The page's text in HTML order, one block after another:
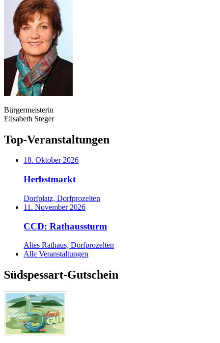
Bürgermeisterin
Elisabeth Steger
Top-Veranstaltungen
18. Oktober 2026
Herbstmarkt
Dorfplatz, Dorfprozelten
11. November 2026
CCD: Rathaussturm
Altes Rathaus, Dorfprozelten
Alle Veranstaltungen
Südspessart-Gutschein